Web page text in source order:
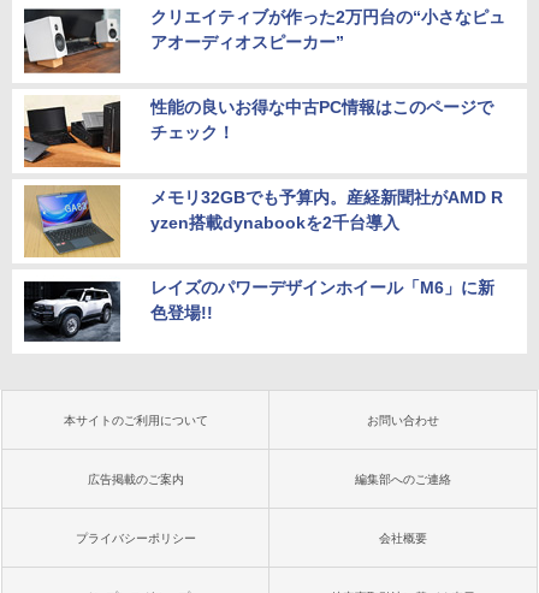
クリエイティブが作った2万円台の“小さなピュ
アオーディオスピーカー”
性能の良いお得な中古PC情報はこのページで
チェック！
メモリ32GBでも予算内。産経新聞社がAMD R
yzen搭載dynabookを2千台導入
レイズのパワーデザインホイール「M6」に新
色登場!!
本サイトのご利用について お問い合わせ
広告掲載のご案内 編集部へのご連絡
プライバシーポリシー 会社概要